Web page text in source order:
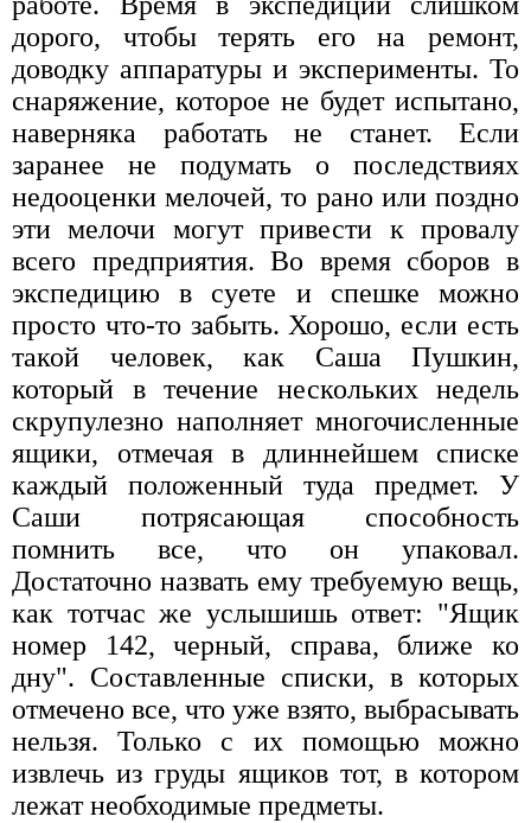
дорого, чтобы терять его на ремонт,
доводку аппаратуры и эксперименты. То
снаряжение, которое не будет испытано,
наверняка работать не станет. Если
заранее не подумать о последствиях
недооценки мелочей, то рано или поздно
эти мелочи могут привести к провалу
всего предприятия. Во время сборов в
экспедицию в суете и спешке можно
просто что-то забыть. Хорошо, если есть
такой человек, как Саша Пушкин,
который в течение нескольких недель
скрупулезно наполняет многочисленные
ящики, отмечая в длиннейшем списке
каждый положенный туда предмет. У
Саши потрясающая способность
помнить все, что он упаковал.
Достаточно назвать ему требуемую вещь,
как тотчас же услышишь ответ: "Ящик
номер 142, черный, справа, ближе ко
дну". Составленные списки, в которых
отмечено все, что уже взято, выбрасывать
нельзя. Только с их помощью можно
извлечь из груды ящиков тот, в котором
лежат необходимые предметы.